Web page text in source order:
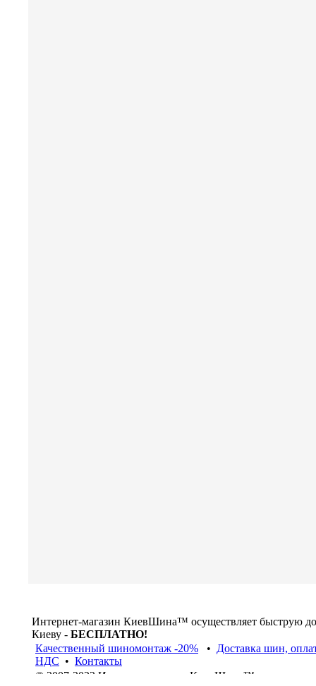
Интернет-магазин КиевШина™ осуществляет быструю
Киеву - БЕСПЛАТНО!
Качественный шиномонтаж -20% • Доставка шин,
НДС • Контакты
© 2007-2022 Интернет-магазин КиевШина™